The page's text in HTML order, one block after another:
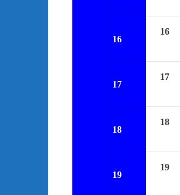
16
16
17
17
18
18
19
19